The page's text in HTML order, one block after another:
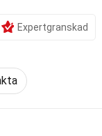
Expertgranskad